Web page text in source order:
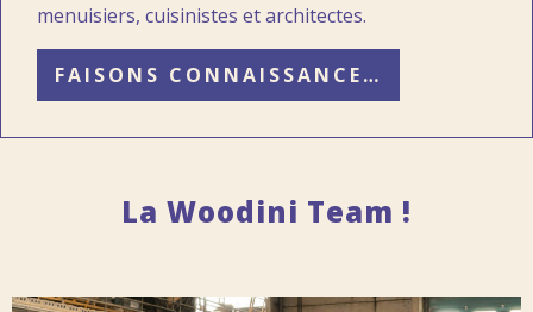
menuisiers, cuisinistes et architectes.
FAISONS CONNAISSANCE…
La Woodini Team !